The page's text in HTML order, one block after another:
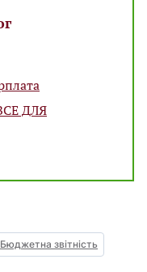
ДЛЯ
Бюджетна звітність